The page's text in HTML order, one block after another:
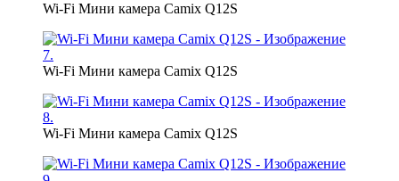
Wi-Fi Мини камера Camix Q12S
Wi-Fi Мини камера Camix Q12S
Wi-Fi Мини камера Camix Q12S